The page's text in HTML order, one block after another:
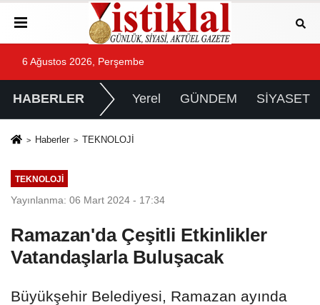
6 Ağustos 2026, Perşembe
HABERLER Yerel GÜNDEM SİYASET
Haberler TEKNOLOJİ
TEKNOLOJİ
Yayınlanma: 06 Mart 2024 - 17:34
Ramazan'da Çeşitli Etkinlikler
Vatandaşlarla Buluşacak
Büyükşehir Belediyesi, Ramazan ayında